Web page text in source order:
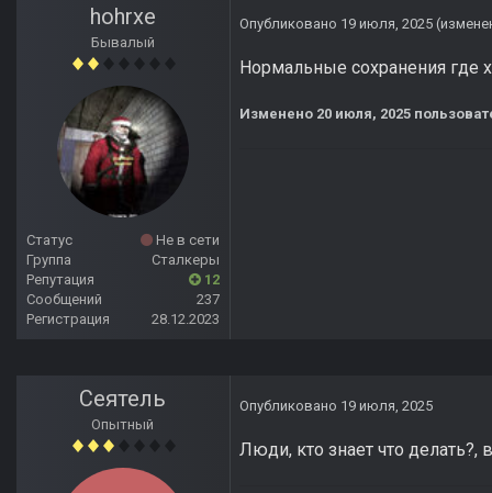
hohrxe
Бывалый
Статус
Не в сети
Группа
Сталкеры
Репутация
12
Сообщений
237
Регистрация
28.12.2023
Опубликовано 19 июля, 2025
Нормальные сохранения где
Изменено 20 июля, 2025
Сеятель
Опытный
Опубликовано 19 июля, 2025
Люди, кто знает что делать?,